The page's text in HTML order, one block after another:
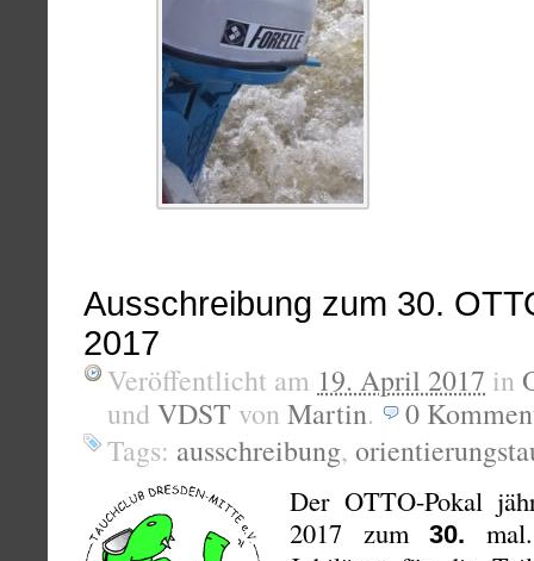
Ausschreibung zum 30.
2017
Veröffentlicht am 19. April 2017 in
und VDST von Martin. 0
Tags: ausschreibung,
Der OTTO-Pokal
2017 zum30.